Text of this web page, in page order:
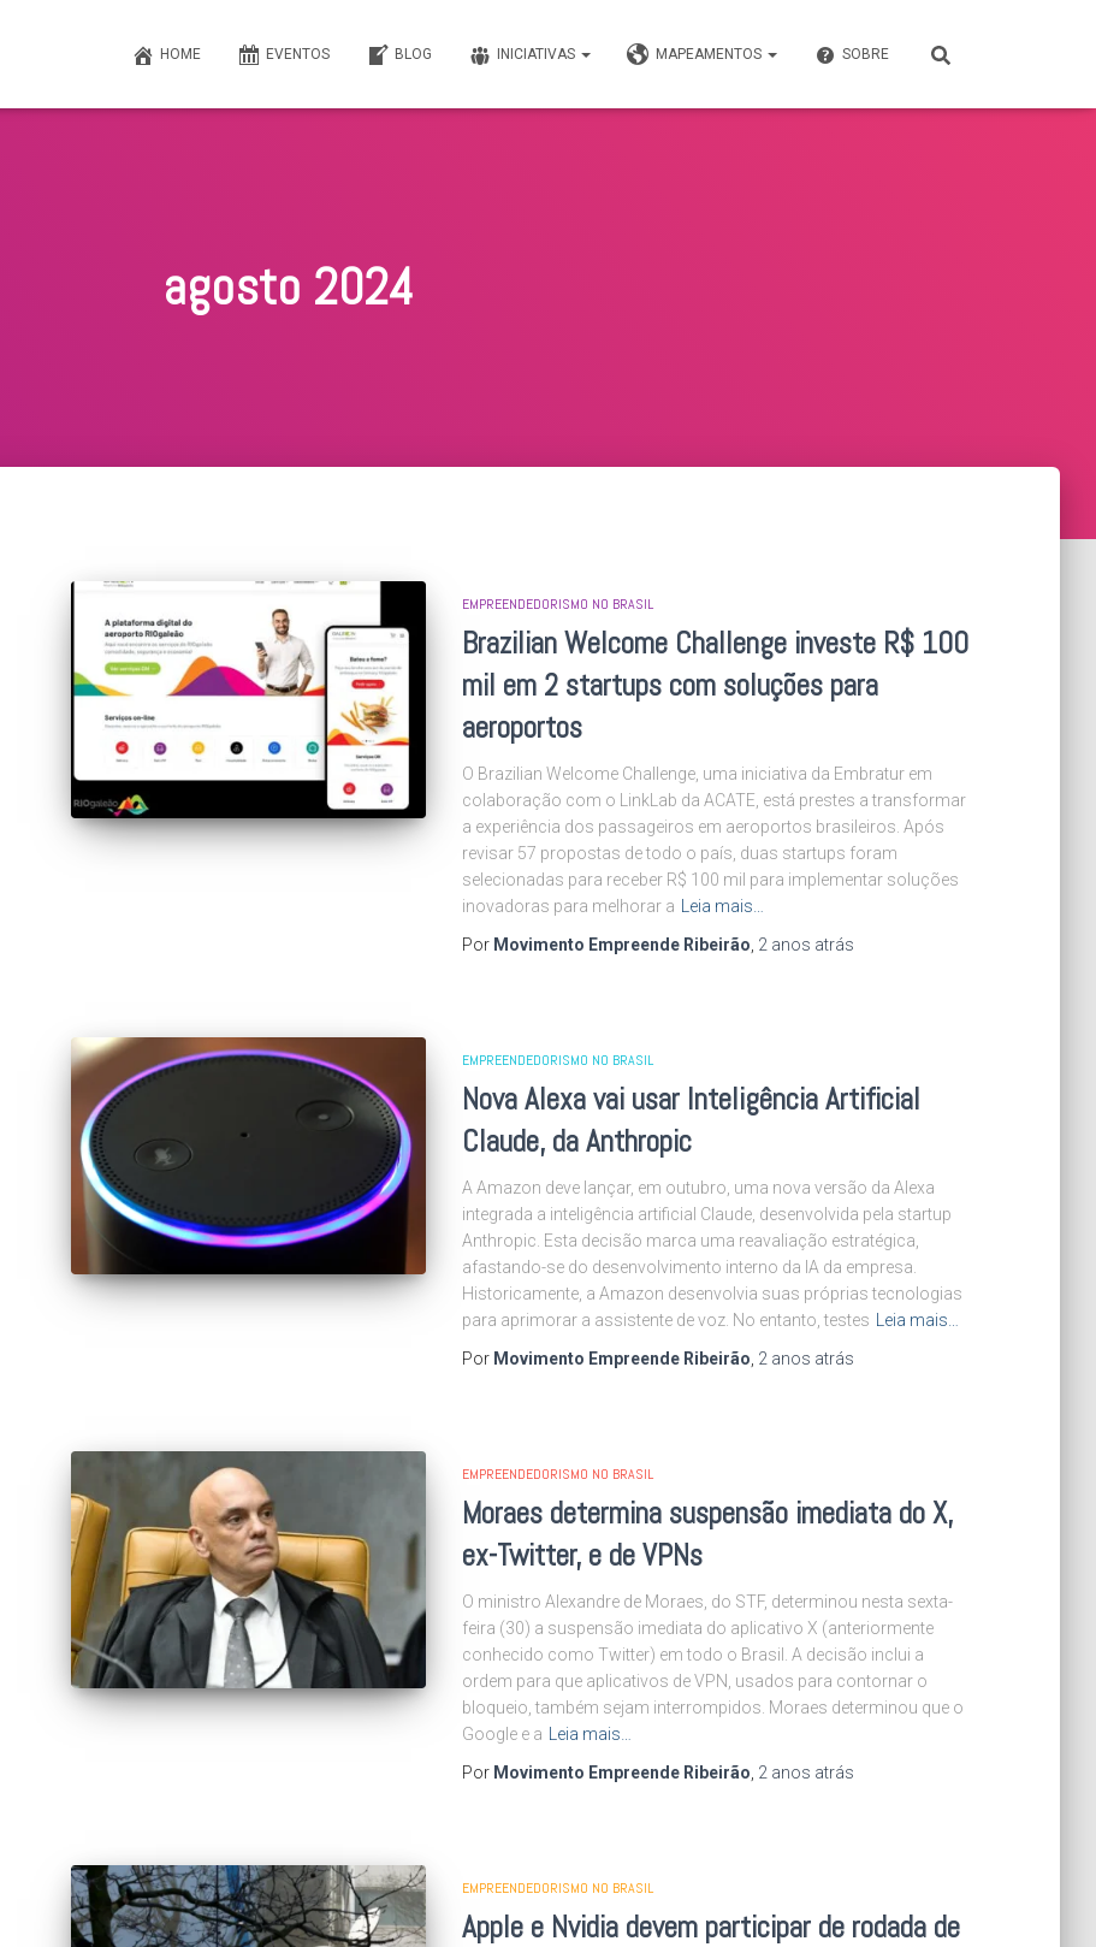
HOME EVENTOS BLOG INICIATIVAS MAPEAMENTOS SOBRE
agosto 2024
EMPREENDEDORISMO NO BRASIL
Brazilian Welcome Challenge investe R$ 100
mil em 2 startups com soluções para
aeroportos
O Brazilian Welcome Challenge, uma iniciativa da Embratur em
colaboração com o LinkLab da ACATE, está prestes a transformar
a experiência dos passageiros em aeroportos brasileiros. Após
revisar 57 propostas de todo o país, duas startups foram
selecionadas para receber R$ 100 mil para implementar soluções
inovadoras para melhorar a
Leia mais…
Por Movimento Empreende Ribeirão 2 anos atrás
EMPREENDEDORISMO NO BRASIL
Nova Alexa vai usar Inteligência Artificial
Claude, da Anthropic
A Amazon deve lançar, em outubro, uma nova versão da Alexa
integrada a inteligência artificial Claude, desenvolvida pela startup
Anthropic. Esta decisão marca uma reavaliação estratégica,
afastando-se do desenvolvimento interno da IA da empresa.
Historicamente, a Amazon desenvolvia suas próprias tecnologias
para aprimorar a assistente de voz. No entanto, testes
Leia mais…
Por Movimento Empreende Ribeirão 2 anos atrás
EMPREENDEDORISMO NO BRASIL
Moraes determina suspensão imediata do X,
ex-Twitter, e de VPNs
O ministro Alexandre de Moraes, do STF, determinou nesta sexta-
feira (30) a suspensão imediata do aplicativo X (anteriormente
conhecido como Twitter) em todo o Brasil. A decisão inclui a
ordem para que aplicativos de VPN, usados para contornar o
bloqueio, também sejam interrompidos. Moraes determinou que o
Google e a
Leia mais…
Por Movimento Empreende Ribeirão 2 anos atrás
EMPREENDEDORISMO NO BRASIL
Apple e Nvidia devem participar de rodada de